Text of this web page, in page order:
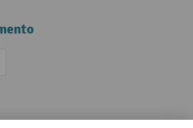
anticipato